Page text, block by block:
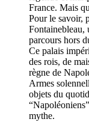
France. Mais
Pour le savoir,
Fontainebleau,
parcours hors
Ce palais
des rois, de
règne de
Armes
objets du
mythe.